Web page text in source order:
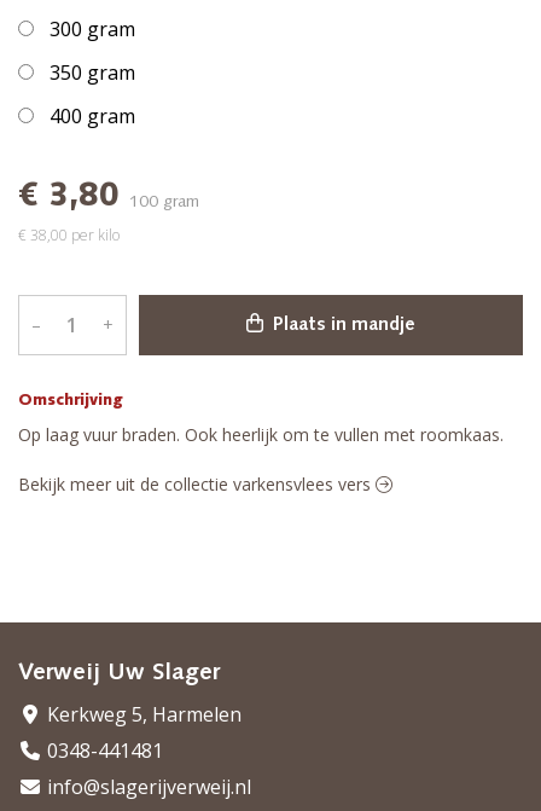
Omschrijving
Op laag vuur braden. Ook heerlijk om te vullen met roomkaas.
300 gram
350 gram
400 gram
€ 3,80 100 gram
€ 38,00 per kilo
– + Plaats in mandje
Bekijk meer uit de collectie varkensvlees vers
Verweij Uw Slager
Kerkweg 5, Harmelen
0348-441481
info@slagerijverweij.nl